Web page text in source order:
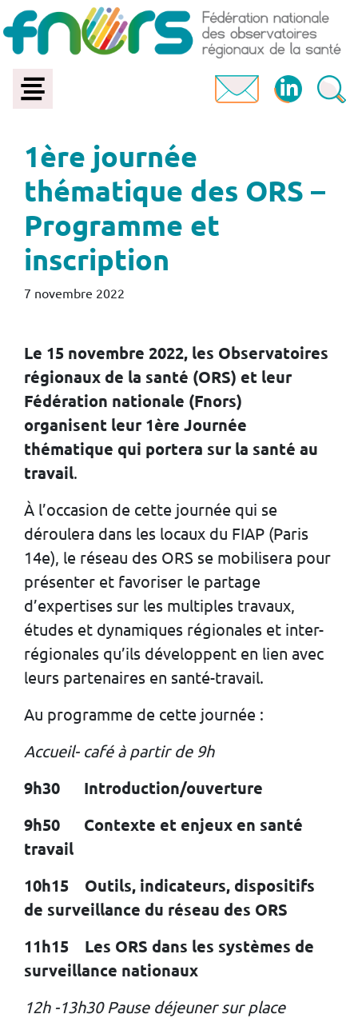
1ère journée
thématique des ORS –
Programme et
inscription
7 novembre 2022
Le 15 novembre 2022, les Observatoires
régionaux de la santé (ORS) et leur
Fédération nationale (Fnors)
organisent leur 1ère Journée
thématique qui portera sur la santé au
travail.
À l’occasion de cette journée qui se
déroulera dans les locaux du FIAP (Paris
14e), le réseau des ORS se mobilisera pour
présenter et favoriser le partage
d’expertises sur les multiples travaux,
études et dynamiques régionales et inter-
régionales qu’ils développent en lien avec
leurs partenaires en santé-travail.
Au programme de cette journée :
Accueil- café à partir de 9h
9h30 Introduction/ouverture
9h50 Contexte et enjeux en santé
travail
10h15 Outils, indicateurs, dispositifs
de surveillance du réseau des ORS
11h15 Les ORS dans les systèmes de
surveillance nationaux
12h -13h30 Pause déjeuner sur place